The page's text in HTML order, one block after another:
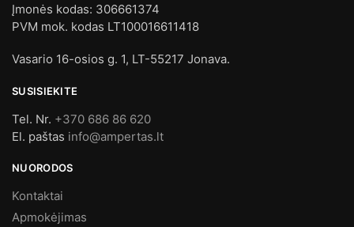
Įmonės kodas: 306661374
PVM mok. kodas LT100016611418
Vasario 16-osios g. 1, LT-55217 Jonava.
SUSISIEKITE
Tel. Nr. +370 686 86 620
El. paštas info@ampertas.lt
NUORODOS
Kontaktai
Apmokėjimas